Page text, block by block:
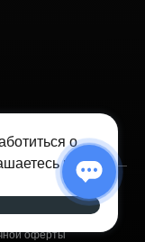
о
на
оферты